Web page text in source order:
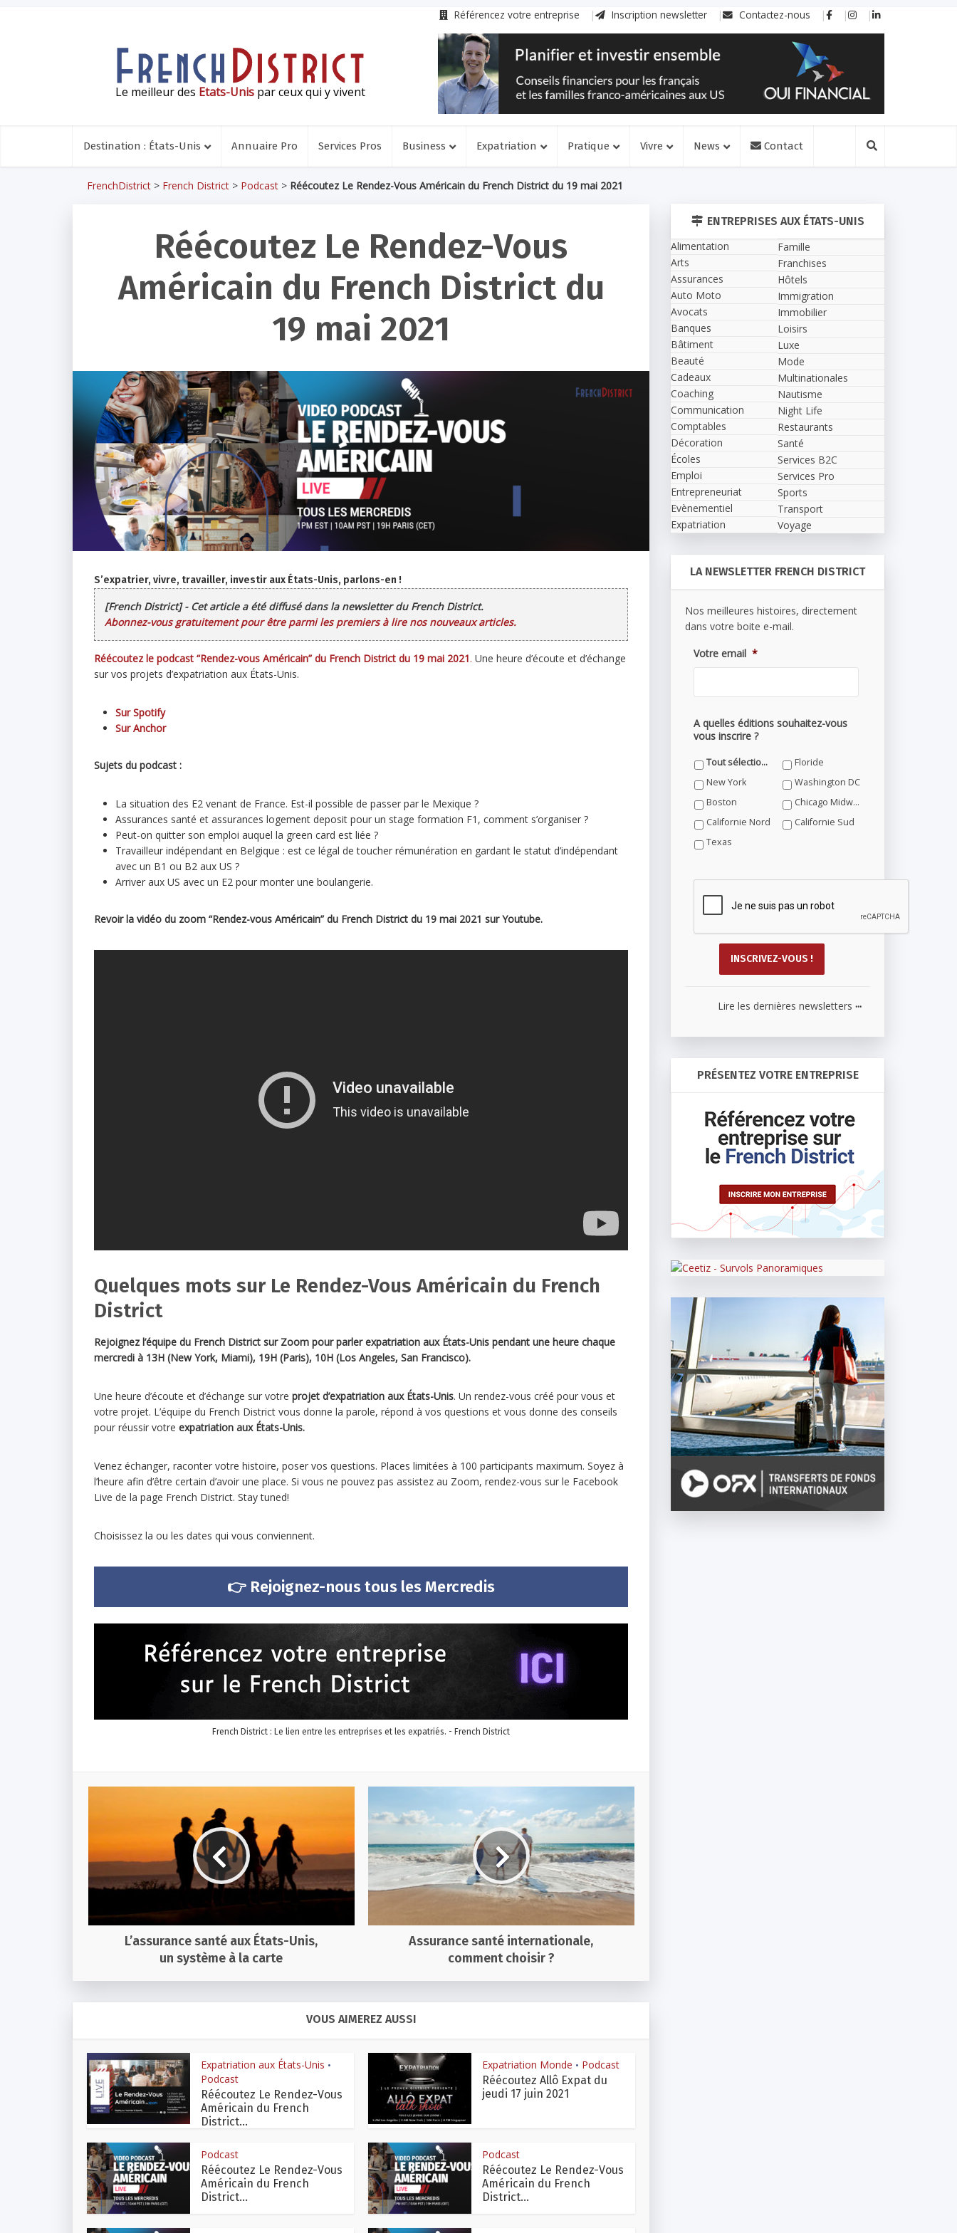
Référencez votre entreprise Inscription newsletter Contactez-nous
Le meilleur des Etats-Unis par ceux qui y vivent
Destination : États-Unis Annuaire Pro Services Pros Business Expatriation Pratique Vivre News Contact
FrenchDistrict > French District > Podcast > Réécoutez Le Rendez-Vous Américain du French District du 19 mai 2021
Réécoutez Le Rendez-Vous
Américain du French District du
19 mai 2021
S’expatrier, vivre, travailler, investir aux États-Unis, parlons-en !
[French District] - Cet article a été diffusé dans la newsletter du French District.
Abonnez-vous gratuitement pour être parmi les premiers à lire nos nouveaux articles.
Réécoutez le podcast “Rendez-vous Américain” du French District du 19 mai 2021. Une heure d’écoute et d’échange
sur vos projets d’expatriation aux États-Unis.
Sur Spotify
Sur Anchor
Sujets du podcast :
La situation des E2 venant de France. Est-il possible de passer par le Mexique ?
Assurances santé et assurances logement deposit pour un stage formation F1, comment s’organiser ?
Peut-on quitter son emploi auquel la green card est liée ?
Travailleur indépendant en Belgique : est ce légal de toucher rémunération en gardant le statut d’indépendant
avec un B1 ou B2 aux US ?
Arriver aux US avec un E2 pour monter une boulangerie.
Revoir la vidéo du zoom “Rendez-vous Américain” du French District du 19 mai 2021 sur Youtube.
Quelques mots sur Le Rendez-Vous Américain du French
District
Rejoignez l’équipe du French District sur Zoom pour parler expatriation aux États-Unis pendant une heure chaque
mercredi à 13H (New York, Miami), 19H (Paris), 10H (Los Angeles, San Francisco).
Une heure d’écoute et d’échange sur votre projet d’expatriation aux États-Unis. Un rendez-vous créé pour vous et
votre projet. L’équipe du French District vous donne la parole, répond à vos questions et vous donne des conseils
pour réussir votre expatriation aux États-Unis.
Venez échanger, raconter votre histoire, poser vos questions. Places limitées à 100 participants maximum. Soyez à
l’heure afin d’être certain d’avoir une place. Si vous ne pouvez pas assistez au Zoom, rendez-vous sur le Facebook
Live de la page French District. Stay tuned!
Choisissez la ou les dates qui vous conviennent.
👉 Rejoignez-nous tous les Mercredis
French District : Le lien entre les entreprises et les expatriés. - French District
L’assurance santé aux États-Unis,
un système à la carte
Assurance santé internationale,
comment choisir ?
VOUS AIMEREZ AUSSI
Expatriation aux États-Unis •
Podcast
Réécoutez Le Rendez-Vous
Américain du French
District...
Expatriation Monde • Podcast
Réécoutez Allô Expat du
jeudi 17 juin 2021
Podcast
Réécoutez Le Rendez-Vous
Américain du French
District...
Podcast
Réécoutez Le Rendez-Vous
Américain du French
District...
ENTREPRISES AUX ÉTATS-UNIS
Alimentation
Arts
Assurances
Auto Moto
Avocats
Banques
Bâtiment
Beauté
Cadeaux
Coaching
Communication
Comptables
Décoration
Écoles
Emploi
Entrepreneuriat
Evènementiel
Expatriation
Famille
Franchises
Hôtels
Immigration
Immobilier
Loisirs
Luxe
Mode
Multinationales
Nautisme
Night Life
Restaurants
Santé
Services B2C
Services Pro
Sports
Transport
Voyage
LA NEWSLETTER FRENCH DISTRICT
Nos meilleures histoires, directement
dans votre boite e-mail.
Votre email *
A quelles éditions souhaitez-vous
vous inscrire ?
Tout sélectionner
Floride
New York
Washington DC
Boston
Chicago Midwest
Californie Nord
Californie Sud
Texas
Lire les dernières newsletters ...
PRÉSENTEZ VOTRE ENTREPRISE